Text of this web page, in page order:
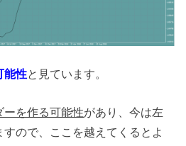
能性と見ています。
ーを作る可能性があり、今は左
ので、ここを越えてくるとよ